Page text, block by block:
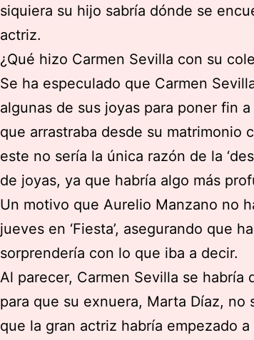
siquiera su hijo sabría dónde se
actriz.
¿Qué hizo Carmen Sevilla con su
Se ha especulado que Carmen
algunas de sus joyas para poner fin
que arrastraba desde su matrimonio
este no sería la única razón de la
de joyas, ya que habría algo más
Un motivo que Aurelio Manzano no
jueves en ‘Fiesta’, asegurando que
sorprendería con lo que iba a decir.
Al parecer, Carmen Sevilla se habría
para que su exnuera, Marta Díaz, no
que la gran actriz habría empezado